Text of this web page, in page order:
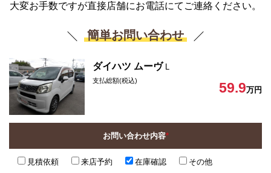
大変お手数ですが直接店舗にお電話にてご連絡ください。
簡単お問い合わせ
ダイハツ ムーヴ L
支払総額(税込) 59.9万円
お問い合わせ内容*
見積依頼 来店予約 在庫確認 その他